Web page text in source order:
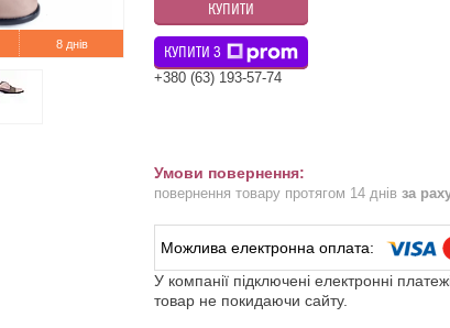
8 днів
КУПИТИ
КУПИТИ З
+380 (63) 193-57-74
повернення товару протягом 14 днів за
У компанії підключені електронні
товар не покидаючи сайту.